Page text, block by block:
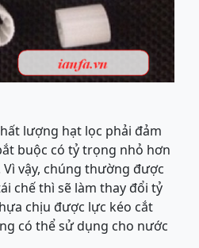
lượng hạt lọc phải đảm
buộc có tỷ trọng nhỏ hơn
vậy, chúng thường được
chế thì sẽ làm thay đổi tỷ
chịu được lực kéo cắt
có thể sử dụng cho nước